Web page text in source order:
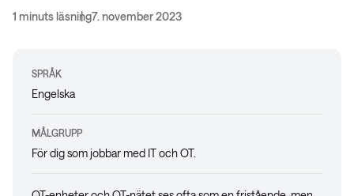
1 minuts läsning7. november 2023
SPRÅK
Engelska
MÅLGRUPP
För dig som jobbar med IT och OT.